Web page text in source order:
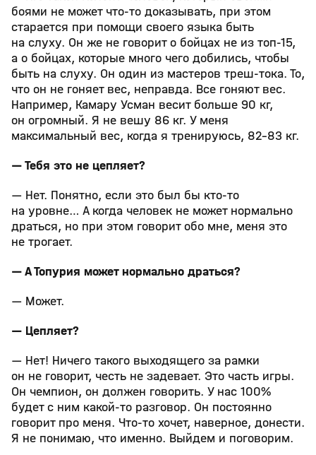
боями не может что‑то доказывать, при этом
старается при помощи своего языка быть
на слуху. Он же не говорит о бойцах не из топ‑15,
а о бойцах, которые много чего добились, чтобы
быть на слуху. Он один из мастеров треш‑тока. То,
что он не гоняет вес, неправда. Все гоняют вес.
Например, Камару Усман весит больше 90 кг,
он огромный. Я не вешу 86 кг. У меня
максимальный вес, когда я тренируюсь, 82–83 кг.
— Тебя это не цепляет?
— Нет. Понятно, если это был бы кто‑то
на уровне… А когда человек не может нормально
драться, но при этом говорит обо мне, меня это
не трогает.
— А Топурия может нормально драться?
— Может.
— Цепляет?
— Нет! Ничего такого выходящего за рамки
он не говорит, честь не задевает. Это часть игры.
Он чемпион, он должен говорить. У нас 100%
будет с ним какой‑то разговор. Он постоянно
говорит про меня. Что‑то хочет, наверное, донести.
Я не понимаю, что именно. Выйдем и поговорим.